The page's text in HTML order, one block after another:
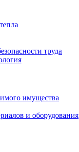
труда
имущества
и оборудования